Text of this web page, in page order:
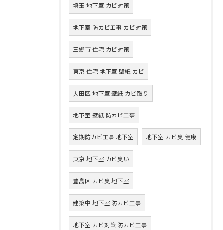
埼玉 地下室 カビ対策
地下室 防カビ工事 カビ対策
三郷市 住宅 カビ対策
東京 住宅 地下室 壁紙 カビ
大田区 地下室 壁紙 カビ取り
地下室 壁紙 防カビ工事
定期防カビ工事 地下室 地下室 カビ臭 健康
東京 地下室 カビ臭い
豊島区 カビ臭 地下室
建築中 地下室 防カビ工事
地下室 カビ対策 防カビ工事